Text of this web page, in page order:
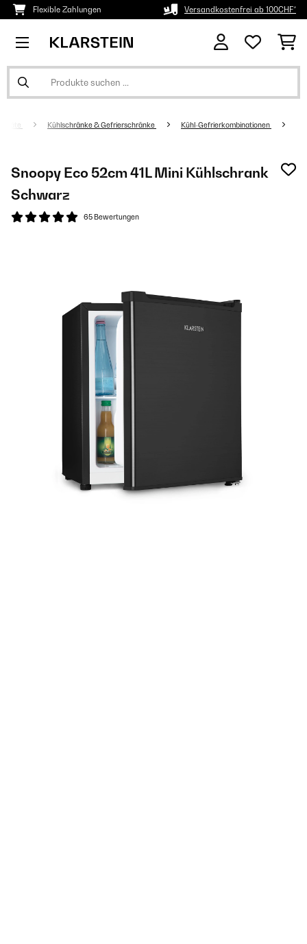
Flexible Zahlungen Versandkostenfrei ab 100CHF*
Kühlschränke & Gefrierschränke Kühl-Gefrierkombinationen
Snoopy Eco 52cm 41L Mini Kühlschrank​
Schwarz
65 Bewertungen